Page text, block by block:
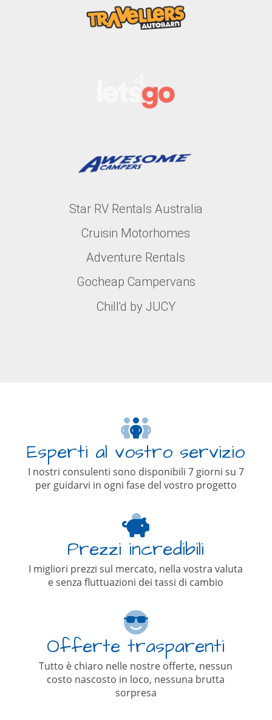
Star RV Rentals Australia
Cruisin Motorhomes
Adventure Rentals
Gocheap Campervans
Chill'd by JUCY
Esperti al vostro servizio
I nostri consulenti sono disponibili 7 giorni su 7
per guidarvi in ogni fase del vostro progetto
Prezzi incredibili
I migliori prezzi sul mercato, nella vostra valuta
e senza fluttuazioni dei tassi di cambio
Offerte trasparenti
Tutto è chiaro nelle nostre offerte, nessun
costo nascosto in loco, nessuna brutta
sorpresa